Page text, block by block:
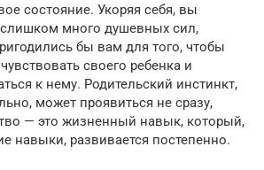
состояние. Укоряя себя, вы
слишком много душевных сил,
бы вам для того, чтобы
своего ребенка и
к нему. Родительский инстинкт,
может проявиться не сразу,
— это жизненный навык, который,
навыки, развивается постепенно.